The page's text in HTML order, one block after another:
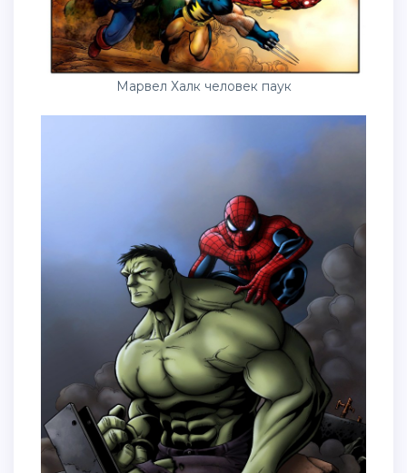
Марвел Халк человек паук